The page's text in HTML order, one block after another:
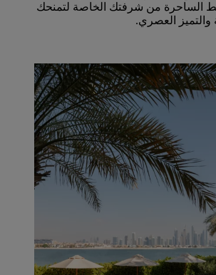
الساحرة من شرفتك الخاصة لتمنحك
والتميز العصري.